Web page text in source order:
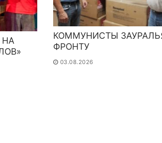
НА
КОММУНИСТЫ
ФРОНТУ
03.08.2026